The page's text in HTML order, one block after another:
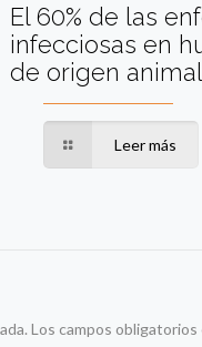
El 60% de las
infecciosas en
de origen
Leer más
Los campos